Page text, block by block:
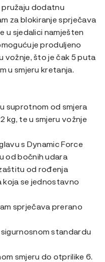
pružaju dodatnu
za blokiranje sprječava
u sjedalici namješten
produljeno
vožnje, što je čak 5 puta
u smjeru kretanja.
suprotnom od smjera
kg, te u smjeru vožnje
s Dynamic Force
od bočnih udara
od rođenja
se jednostavno
sprječava prerano
standardu
smjeru do otprilike 6.